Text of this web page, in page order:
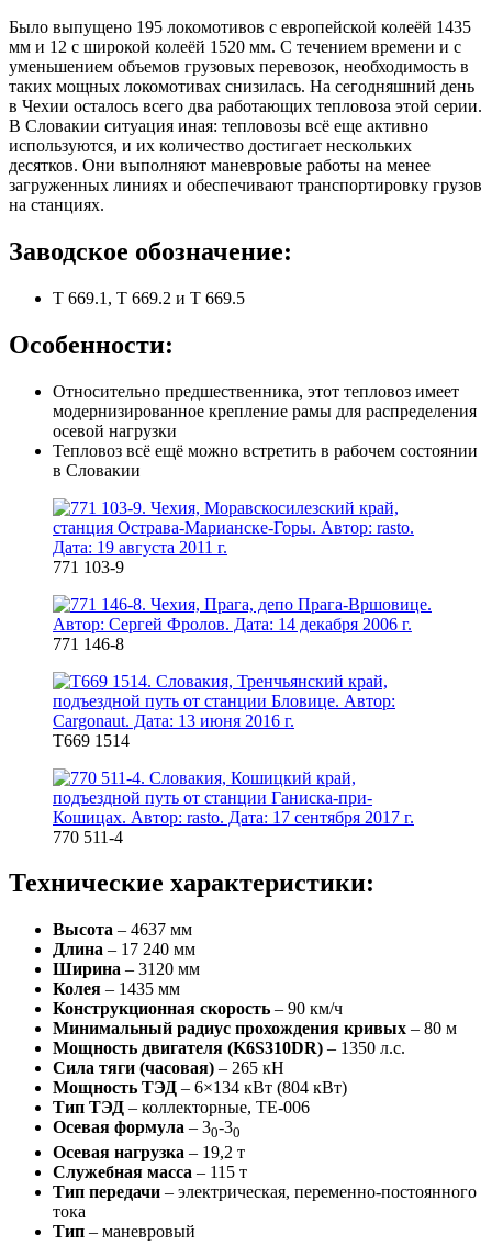
Было выпущено 195 локомотивов с европейской колеёй 1435
мм и 12 с широкой колеёй 1520 мм. С течением времени и с
уменьшением объемов грузовых перевозок, необходимость в
таких мощных локомотивах снизилась. На сегодняшний день
в Чехии осталось всего два работающих тепловоза этой серии.
В Словакии ситуация иная: тепловозы всё еще активно
используются, и их количество достигает нескольких
десятков. Они выполняют маневровые работы на менее
загруженных линиях и обеспечивают транспортировку грузов
на станциях.
Заводское обозначение:
T 669.1, T 669.2 и T 669.5
Особенности:
Относительно предшественника, этот тепловоз имеет
модернизированное крепление рамы для распределения
осевой нагрузки
Тепловоз всё ещё можно встретить в рабочем состоянии
в Словакии
771 103-9
771 146-8
T669 1514
770 511-4
Технические характеристики:
Высота – 4637 мм
Длина – 17 240 мм
Ширина – 3120 мм
Колея – 1435 мм
Конструкционная скорость – 90 км/ч
Минимальный радиус прохождения кривых – 80 м
Мощность двигателя (K6S310DR) – 1350 л.с.
Сила тяги (часовая) – 265 кН
Мощность ТЭД – 6×134 кВт (804 кВт)
Тип ТЭД – коллекторные, TE-006
Осевая формула – 30-30
Осевая нагрузка – 19,2 т
Служебная масса – 115 т
Тип передачи – электрическая, переменно-постоянного
тока
Тип – маневровый